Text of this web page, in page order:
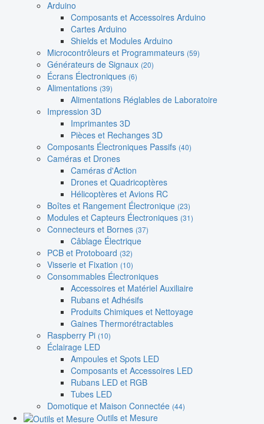
Arduino
Composants et Accessoires Arduino
Cartes Arduino
Shields et Modules Arduino
Microcontrôleurs et Programmateurs (59)
Générateurs de Signaux (20)
Écrans Électroniques (6)
Alimentations (39)
Alimentations Réglables de Laboratoire
Impression 3D
Imprimantes 3D
Pièces et Rechanges 3D
Composants Électroniques Passifs (40)
Caméras et Drones
Caméras d'Action
Drones et Quadricoptères
Hélicoptères et Avions RC
Boîtes et Rangement Électronique (23)
Modules et Capteurs Électroniques (31)
Connecteurs et Bornes (37)
Câblage Électrique
PCB et Protoboard (32)
Visserie et Fixation (10)
Consommables Électroniques
Accessoires et Matériel Auxiliaire
Rubans et Adhésifs
Produits Chimiques et Nettoyage
Gaines Thermorétractables
Raspberry Pi (10)
Éclairage LED
Ampoules et Spots LED
Composants et Accessoires LED
Rubans LED et RGB
Tubes LED
Domotique et Maison Connectée (44)
Outils et Mesure